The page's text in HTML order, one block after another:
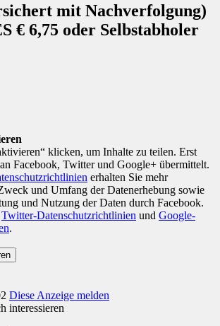
mit Nachverfolgung)
€ 6,75 oder Selbstabholer
klicken, um Inhalte zu teilen. Erst
Facebook, Twitter und Google+ übermittelt.
erhalten Sie mehr
und Umfang der Datenerhebung sowie
und Nutzung der Daten durch Facebook.
Twitter-Datenschutzrichtlinien und Google-
.
Diese Anzeige melden
interessieren